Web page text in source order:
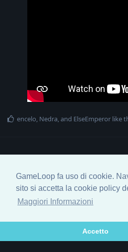
GameLoop fa uso di cookie.
sito si accetta la cookie policy
Maggiori Informazioni
Accetto
encelo Nedra , and ElseEmperor like
Write a Reply...